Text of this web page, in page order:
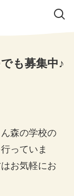
も募集中♪
森の学校の
っていま
お気軽にお